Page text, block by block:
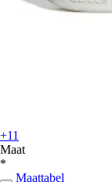
+11
Maat
*
Maattabel